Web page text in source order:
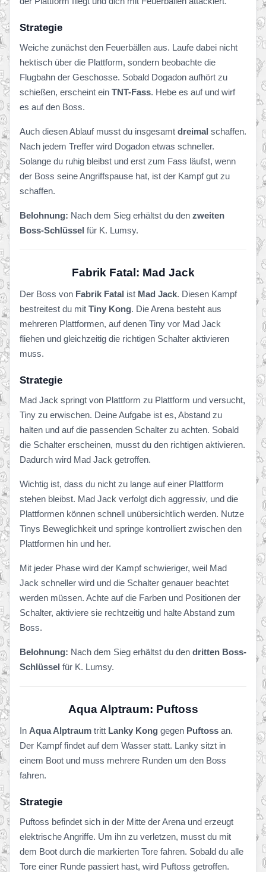
Strategie
Weiche zunächst den Feuerbällen aus. Laufe dabei nicht
hektisch über die Plattform, sondern beobachte die
Flugbahn der Geschosse. Sobald Dogadon aufhört zu
schießen, erscheint ein TNT-Fass. Hebe es auf und wirf
es auf den Boss.
Auch diesen Ablauf musst du insgesamt dreimal schaffen.
Nach jedem Treffer wird Dogadon etwas schneller.
Solange du ruhig bleibst und erst zum Fass läufst, wenn
der Boss seine Angriffspause hat, ist der Kampf gut zu
schaffen.
Belohnung: Nach dem Sieg erhältst du den zweiten
Boss-Schlüssel für K. Lumsy.
Fabrik Fatal: Mad Jack
Der Boss von Fabrik Fatal ist Mad Jack. Diesen Kampf
bestreitest du mit Tiny Kong. Die Arena besteht aus
mehreren Plattformen, auf denen Tiny vor Mad Jack
fliehen und gleichzeitig die richtigen Schalter aktivieren
muss.
Strategie
Mad Jack springt von Plattform zu Plattform und versucht,
Tiny zu erwischen. Deine Aufgabe ist es, Abstand zu
halten und auf die passenden Schalter zu achten. Sobald
die Schalter erscheinen, musst du den richtigen aktivieren.
Dadurch wird Mad Jack getroffen.
Wichtig ist, dass du nicht zu lange auf einer Plattform
stehen bleibst. Mad Jack verfolgt dich aggressiv, und die
Plattformen können schnell unübersichtlich werden. Nutze
Tinys Beweglichkeit und springe kontrolliert zwischen den
Plattformen hin und her.
Mit jeder Phase wird der Kampf schwieriger, weil Mad
Jack schneller wird und die Schalter genauer beachtet
werden müssen. Achte auf die Farben und Positionen der
Schalter, aktiviere sie rechtzeitig und halte Abstand zum
Boss.
Belohnung: Nach dem Sieg erhältst du den dritten Boss-
Schlüssel für K. Lumsy.
Aqua Alptraum: Puftoss
In Aqua Alptraum tritt Lanky Kong gegen Puftoss an.
Der Kampf findet auf dem Wasser statt. Lanky sitzt in
einem Boot und muss mehrere Runden um den Boss
fahren.
Strategie
Puftoss befindet sich in der Mitte der Arena und erzeugt
elektrische Angriffe. Um ihn zu verletzen, musst du mit
dem Boot durch die markierten Tore fahren. Sobald du alle
Tore einer Runde passiert hast, wird Puftoss getroffen.